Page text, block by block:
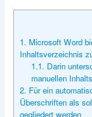
1. Microsoft Word
Inhaltsverzeichnis
1.1. Darin
manuellen
2. Für ein
Überschriften als
gegliedert werden